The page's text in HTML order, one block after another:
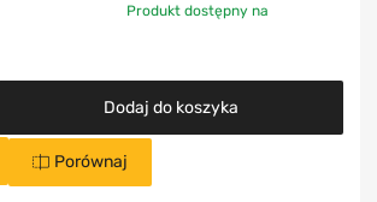
Produkt dostępny na
Dodaj do koszyka
Porównaj